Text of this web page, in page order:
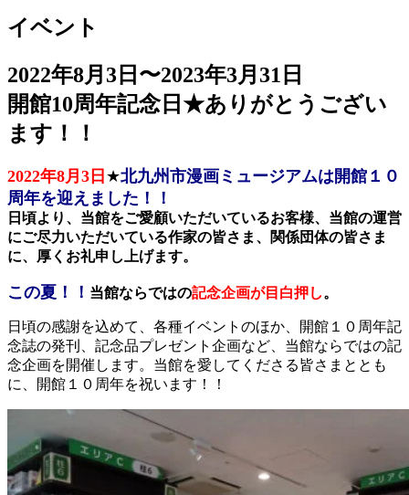
イベント
2022年8月3日〜2023年3月31日
開館10周年記念日★ありがとうござい
ます！！
2022年8月3日 ★北九州市漫画ミュージアムは開館１０
周年を迎えました！！
日頃より、当館をご愛顧いただいているお客様、当館の運営
にご尽力いただいている作家の皆さま、関係団体の皆さま
に、厚くお礼申し上げます。
この夏！！ 当館ならではの記念企画が目白押し。
日頃の感謝を込めて、各種イベントのほか、開館１０周年記
念誌の発刊、記念品プレゼント企画など、当館ならではの記
念企画を開催します。当館を愛してくださる皆さまととも
に、開館１０周年を祝います！！